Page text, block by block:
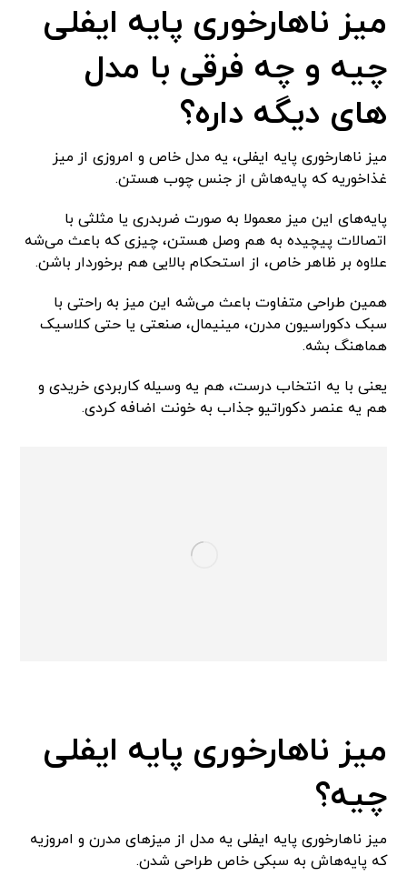
میز ناهارخوری پایه ایفلی
چیه و چه فرقی با مدل
های دیگه داره؟
میز ناهارخوری پایه ایفلی، یه مدل خاص و امروزی از میز
غذاخوریه که پایه‌هاش از جنس چوب هستن.
پایه‌های این میز معمولا به صورت ضربدری یا مثلثی با
اتصالات پیچیده به هم وصل هستن، چیزی که باعث می‌شه
علاوه بر ظاهر خاص، از استحکام بالایی هم برخوردار باشن.
همین طراحی متفاوت باعث می‌شه این میز به راحتی با
سبک دکوراسیون مدرن، مینیمال، صنعتی یا حتی کلاسیک
هماهنگ بشه.
یعنی با یه انتخاب درست، هم یه وسیله کاربردی خریدی و
هم یه عنصر دکوراتیو جذاب به خونت اضافه کردی.
میز ناهارخوری پایه ایفلی
چیه؟
میز ناهارخوری پایه ایفلی یه مدل از میزهای مدرن و امروزیه
که پایه‌هاش به سبکی خاص طراحی شدن.